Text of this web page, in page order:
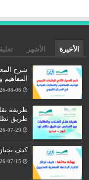
الأخيرة الأشهر
شرح
المفاهيم
08-06
طريقة
طريق
07-29
كيف
07-15